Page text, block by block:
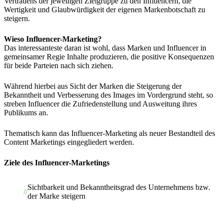
Wertigkeit und Glaubwürdigkeit der eigenen Markenbotschaft zu
steigern.
Wieso Influencer-Marketing?
Das interessanteste daran ist wohl, dass Marken und Influencer in
gemeinsamer Regie Inhalte produzieren, die positive Konsequenzen
für beide Parteien nach sich ziehen.
Während hierbei aus Sicht der Marken die Steigerung der
Bekanntheit und Verbesserung des Images im Vordergrund steht, so
streben Influencer die Zufriedenstellung und Ausweitung ihres
Publikums an.
Thematisch kann das Influencer-Marketing als neuer Bestandteil des
Content Marketings eingegliedert werden.
Ziele des Influencer-Marketings
Sichtbarkeit und Bekanntheitsgrad des Unternehmens bzw.
der Marke steigern